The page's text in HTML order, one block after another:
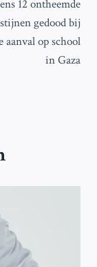
12 ontheemde
gedood bij
aanval op school
in Gaza